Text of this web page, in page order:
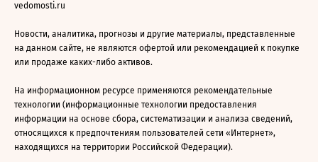
vedomosti.ru
Новости, аналитика, прогнозы и другие материалы, представленные
на данном сайте, не являются офертой или рекомендацией к покупке
или продаже каких-либо активов.
На информационном ресурсе применяются рекомендательные
технологии (информационные технологии предоставления
информации на основе сбора, систематизации и анализа сведений,
относящихся к предпочтениям пользователей сети «Интернет»,
находящихся на территории Российской Федерации).